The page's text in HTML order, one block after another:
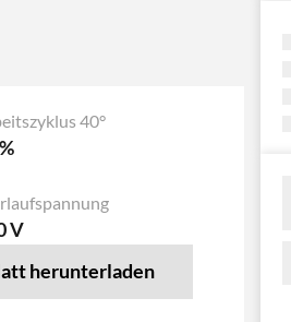
40°
V
herunterladen